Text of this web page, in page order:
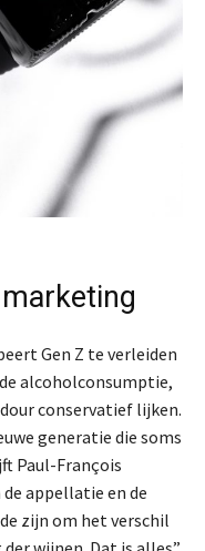
Gen Z te verleiden
alcoholconsumptie,
conservatief lijken.
generatie die soms
Paul-François
appellatie en de
zijn om het verschil